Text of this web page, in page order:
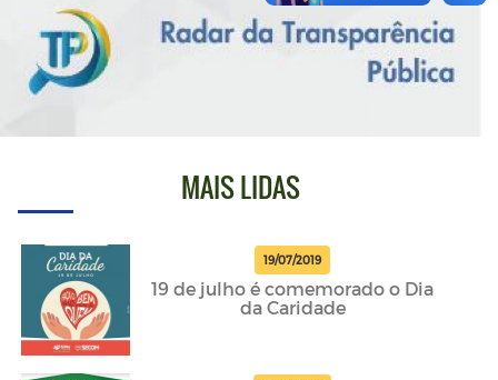
MAIS LIDAS
19/07/2019
19 de julho é comemorado o Dia
da Caridade